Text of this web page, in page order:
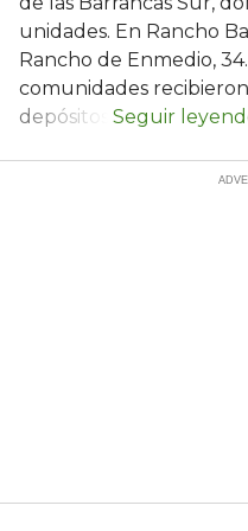
unidades. En Rancho
Rancho de Enmedio,
comunidades
depósitos.